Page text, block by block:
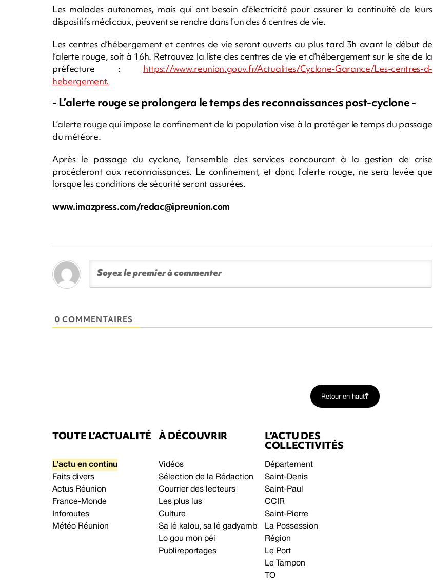
Les malades autonomes, mais qui ont besoin d’électricité pour assurer la continuité de leurs
dispositifs médicaux, peuvent se rendre dans l’un des 6 centres de vie.
Les centres d’hébergement et centres de vie seront ouverts au plus tard 3h avant le début de
l’alerte rouge, soit à 16h. Retrouvez la liste des centres de vie et d’hébergement sur le site de la
préfecture : https://www.reunion.gouv.fr/Actualites/Cyclone-Garance/Les-centres-d-
hebergement.
- L’alerte rouge se prolongera le temps des reconnaissances post-cyclone -
L’alerte rouge qui impose le confinement de la population vise à la protéger le temps du passage
du météore.
Après le passage du cyclone, l’ensemble des services concourant à la gestion de crise
procéderont aux reconnaissances. Le confinement, et donc l’alerte rouge, ne sera levée que
lorsque les conditions de sécurité seront assurées.
www.imazpress.com/redac@ipreunion.com
0 COMMENTAIRES
Retour en haut
TOUTE L’ACTUALITÉ
L’actu en continu
Faits divers
Actus Réunion
France-Monde
Inforoutes
Météo Réunion
À DÉCOUVRIR
Vidéos
Sélection de la Rédaction
Courrier des lecteurs
Les plus lus
Culture
Sa lé kalou, sa lé gadyamb
Lo gou mon péi
Publireportages
L’ACTU DES
COLLECTIVITÉS
Département
Saint-Denis
Saint-Paul
CCIR
Saint-Pierre
La Possession
Région
Le Port
Le Tampon
TO